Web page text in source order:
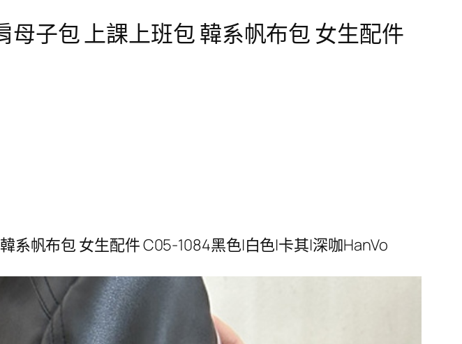
母子包 上課上班包 韓系帆布包 女生配件
系帆布包 女生配件 C05-1084黑色|白色|卡其|深咖HanVo